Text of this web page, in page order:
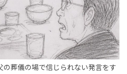
ayuか…浜崎あゆみの『究極の悩み』にフ
結局何やったって世界一可愛いんだよ
の葬儀の場で信じられない発言をす